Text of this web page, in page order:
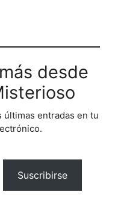
desde
entradas en tu
Suscribirse